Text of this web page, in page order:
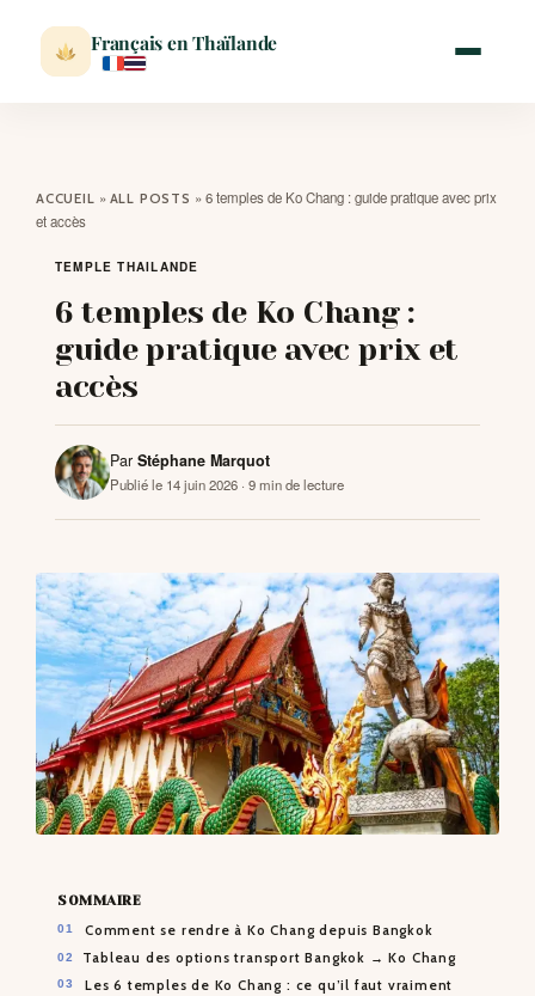
Français en Thaïlande
VISITER
MÉTÉO
EXPATRIATION
CONTACTS
ACCUEIL » ALL POSTS » 6 temples de Ko Chang : guide pratique avec prix
et accès
TEMPLE THAILANDE
6 temples de Ko Chang :
guide pratique avec prix et
accès
Par Stéphane Marquot
Publié le 14 juin 2026 · 9 min de lecture
SOMMAIRE
Comment se rendre à Ko Chang depuis Bangkok
Tableau des options transport Bangkok → Ko Chang
Les 6 temples de Ko Chang : ce qu’il faut vraiment